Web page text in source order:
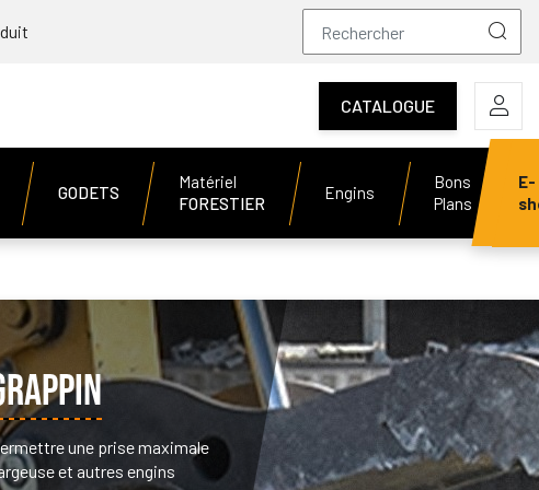
CATALOGUE
GODETS
Matériel
FORESTIER
Engins
Bons
Plans
E-
une prise maximale
et autres engins